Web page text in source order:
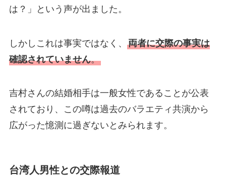
は？」という声が出ました。
しかしこれは事実ではなく、 両者に交際の事実は
確認されていません。
吉村さんの結婚相手は一般女性であることが公表
されており、この噂は過去のバラエティ共演から
広がった憶測に過ぎないとみられます。
台湾人男性との交際報道